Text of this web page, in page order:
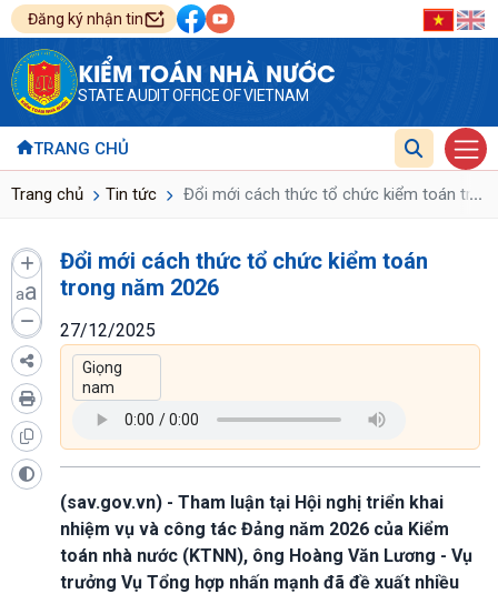
Đăng ký nhận tin
KIỂM TOÁN NHÀ NƯỚC
STATE AUDIT OFFICE OF VIETNAM
TRANG CHỦ
Trang chủ Tin tức Đổi mới cách thức tổ chức kiểm toán ...
aa
Đổi mới cách thức tổ chức kiểm toán
trong năm 2026
27/12/2025
(sav.gov.vn) - Tham luận tại Hội nghị triển khai
nhiệm vụ và công tác Đảng năm 2026 của Kiểm
toán nhà nước (KTNN), ông Hoàng Văn Lương - Vụ
trưởng Vụ Tổng hợp nhấn mạnh đã đề xuất nhiều